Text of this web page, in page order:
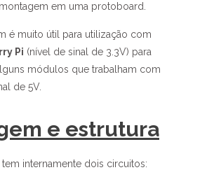
em uma protoboard.
é muito útil para utilização com
Pi (nível de sinal de 3.3V) para
módulos que trabalham com
de 5V.
e estrutura
tem internamente dois circuitos: